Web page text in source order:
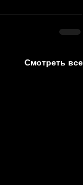
Смотреть все